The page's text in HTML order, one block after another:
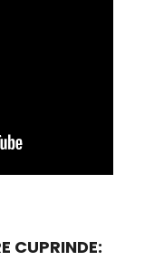
CUPRINDE: